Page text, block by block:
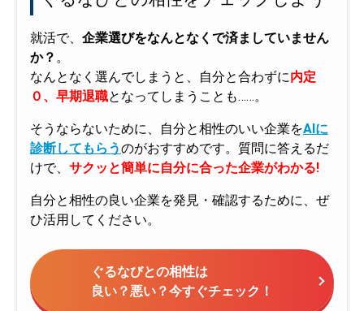
就活で、 企業選びをなんとなくで済ましていません
か？ 。
なんとなく選んでしまうと、自分と合わずに内定
０、早期退職となってしまうことも……。
そうならないために、自分と相性のいい企業をAIに
診断してもらうのがおすすめです。質問に答えるだ
けで、 サクッと簡単に自分に合った企業がわかる!
自分と相性の良い企業を発見・確認するために、ぜ
ひ活用してください。
ぐるなびとの相性は
良い？悪い？今すぐチェック！